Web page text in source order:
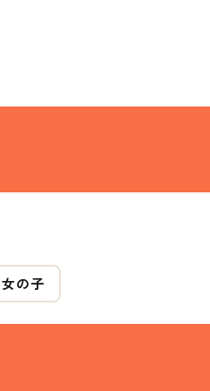
女の子